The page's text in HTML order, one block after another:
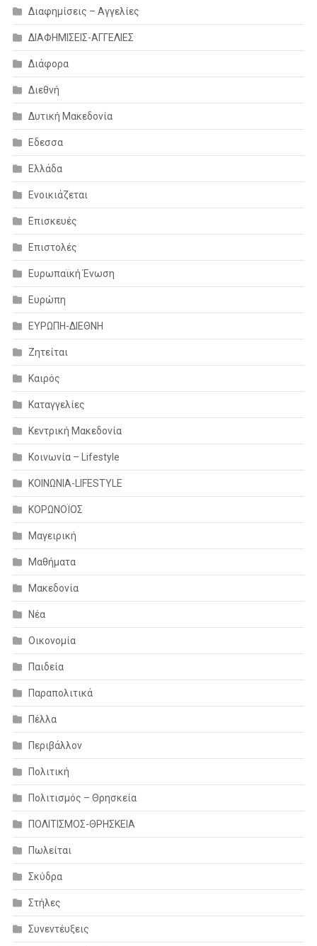
Διαφημίσεις – Αγγελίες
ΔΙΑΦΗΜΙΣΕΙΣ-ΑΓΓΕΛΙΕΣ
Διάφορα
Διεθνή
Δυτική Μακεδονία
Εδεσσα
Ελλάδα
Ενοικιάζεται
Επισκευές
Επιστολές
Ευρωπαϊκή Ένωση
Ευρώπη
ΕΥΡΩΠΗ-ΔΙΕΘΝΗ
Ζητείται
Καιρός
Καταγγελίες
Κεντρική Μακεδονία
Κοινωνία – Lifestyle
ΚΟΙΝΩΝΙΑ-LIFESTYLE
ΚΟΡΩΝΟΪΟΣ
Μαγειρική
Μαθήματα
Μακεδονία
Νέα
Οικονομία
Παιδεία
Παραπολιτικά
Πέλλα
Περιβάλλον
Πολιτική
Πολιτισμός – Θρησκεία
ΠΟΛΙΤΙΣΜΟΣ-ΘΡΗΣΚΕΙΑ
Πωλείται
Σκύδρα
Στήλες
Συνεντέυξεις